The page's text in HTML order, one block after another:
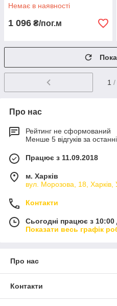
Немає в наявності
1 096 ₴/пог.м
1 /
Про нас
Рейтинг не сформований
Менше 5 відгуків за
Працює з 11.09.2018
м. Харків
вул. Морозова, 18, Харків,
Контакти
Сьогодні працює з 10:00
Показати весь графік
Про нас
Контакти